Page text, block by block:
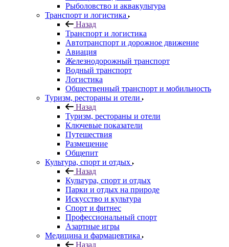
Рыболовство и аквакультура
Транспорт и логистика
Назад
Транспорт и логистика
Автотранспорт и дорожное движение
Авиация
Железнодорожный транспорт
Водный транспорт
Логистика
Общественный транспорт и мобильность
Туризм, рестораны и отели
Назад
Туризм, рестораны и отели
Ключевые показатели
Путешествия
Размещение
Общепит
Культура, спорт и отдых
Назад
Культура, спорт и отдых
Парки и отдых на природе
Искусство и культура
Спорт и фитнес
Профессиональный спорт
Азартные игры
Медицина и фармацевтика
Назад